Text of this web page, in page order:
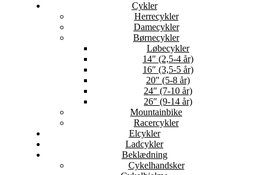
Cykler
Herrecykler
Damecykler
Børnecykler
Løbecykler
14″ (2,5-4 år)
16″ (3,5-5 år)
20″ (5-8 år)
24″ (7-10 år)
26″ (9-14 år)
Mountainbike
Racercykler
Elcykler
Ladcykler
Beklædning
Cykelhandsker